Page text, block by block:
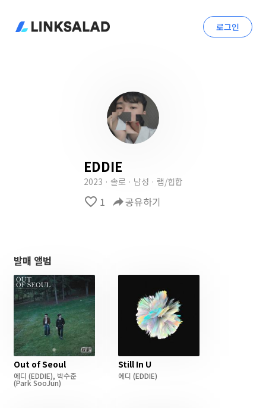
로그인
EDDIE
2023 · 솔로 · 남성 · 랩/힙합
favorite_border 1 reply공유하기
발매 앨범
Out of Seoul
에디 (EDDIE), 박수준
(Park SooJun)
Still In U
에디 (EDDIE)